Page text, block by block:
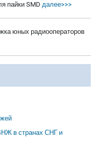
пайки SMD далее>>>
юных радиооператоров
в странах СНГ и